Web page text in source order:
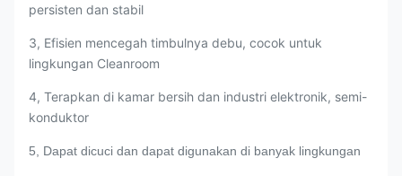
persisten dan stabil
3, Efisien mencegah timbulnya debu, cocok untuk
lingkungan Cleanroom
4, Terapkan di kamar bersih dan industri elektronik, semi-
konduktor
5, Dapat dicuci dan dapat digunakan di banyak lingkungan